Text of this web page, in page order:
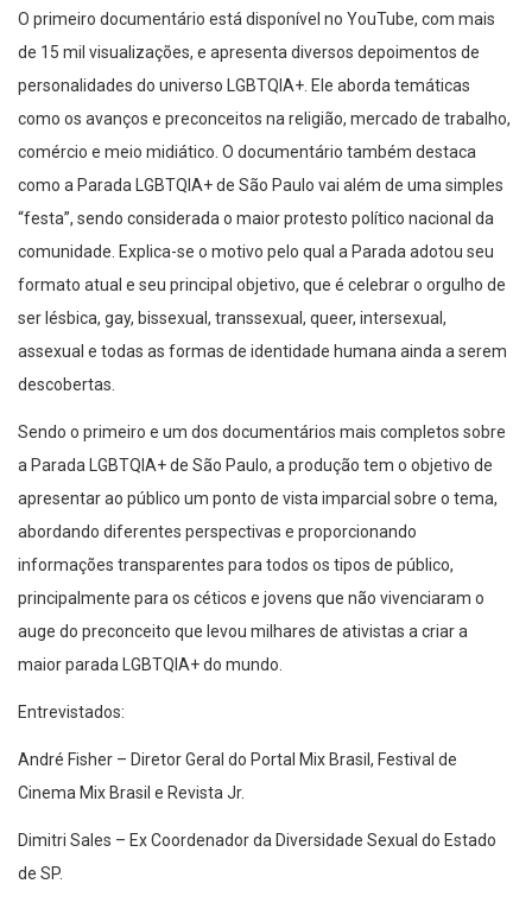
O primeiro documentário está disponível no YouTube, com mais
de 15 mil visualizações, e apresenta diversos depoimentos de
personalidades do universo LGBTQIA+. Ele aborda temáticas
como os avanços e preconceitos na religião, mercado de trabalho,
comércio e meio midiático. O documentário também destaca
como a Parada LGBTQIA+ de São Paulo vai além de uma simples
“festa”, sendo considerada o maior protesto político nacional da
comunidade. Explica-se o motivo pelo qual a Parada adotou seu
formato atual e seu principal objetivo, que é celebrar o orgulho de
ser lésbica, gay, bissexual, transsexual, queer, intersexual,
assexual e todas as formas de identidade humana ainda a serem
descobertas.
Sendo o primeiro e um dos documentários mais completos sobre
a Parada LGBTQIA+ de São Paulo, a produção tem o objetivo de
apresentar ao público um ponto de vista imparcial sobre o tema,
abordando diferentes perspectivas e proporcionando
informações transparentes para todos os tipos de público,
principalmente para os céticos e jovens que não vivenciaram o
auge do preconceito que levou milhares de ativistas a criar a
maior parada LGBTQIA+ do mundo.
Entrevistados:
André Fisher – Diretor Geral do Portal Mix Brasil, Festival de
Cinema Mix Brasil e Revista Jr.
Dimitri Sales – Ex Coordenador da Diversidade Sexual do Estado
de SP.